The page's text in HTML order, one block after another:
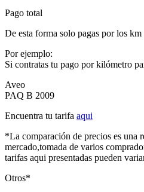
Pago total
De esta forma solo pagas por los km
Por ejemplo:
Si contratas tu pago por kilómetro
Aveo
PAQ B 2009
Encuentra tu tarifa aqui
*La comparación de precios es una
mercado,tomada de varios
tarifas aqui presentadas pueden
Otros*